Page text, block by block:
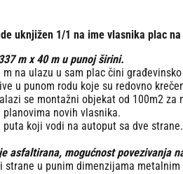
uknjižen 1/1 na ime vlasnika plac
m x 40 m u punoj širini.
m na ulazu u sam plac čini
u punom rodu koje su redovno
se montažni objekat od 100m2
novih vlasnika.
koji vodi na autoput sa dve
asfaltirana, mogućnost povezivanja
strane u punim dimenzijama